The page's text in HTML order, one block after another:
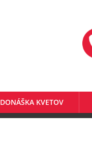
DONÁŠKA KVETOV